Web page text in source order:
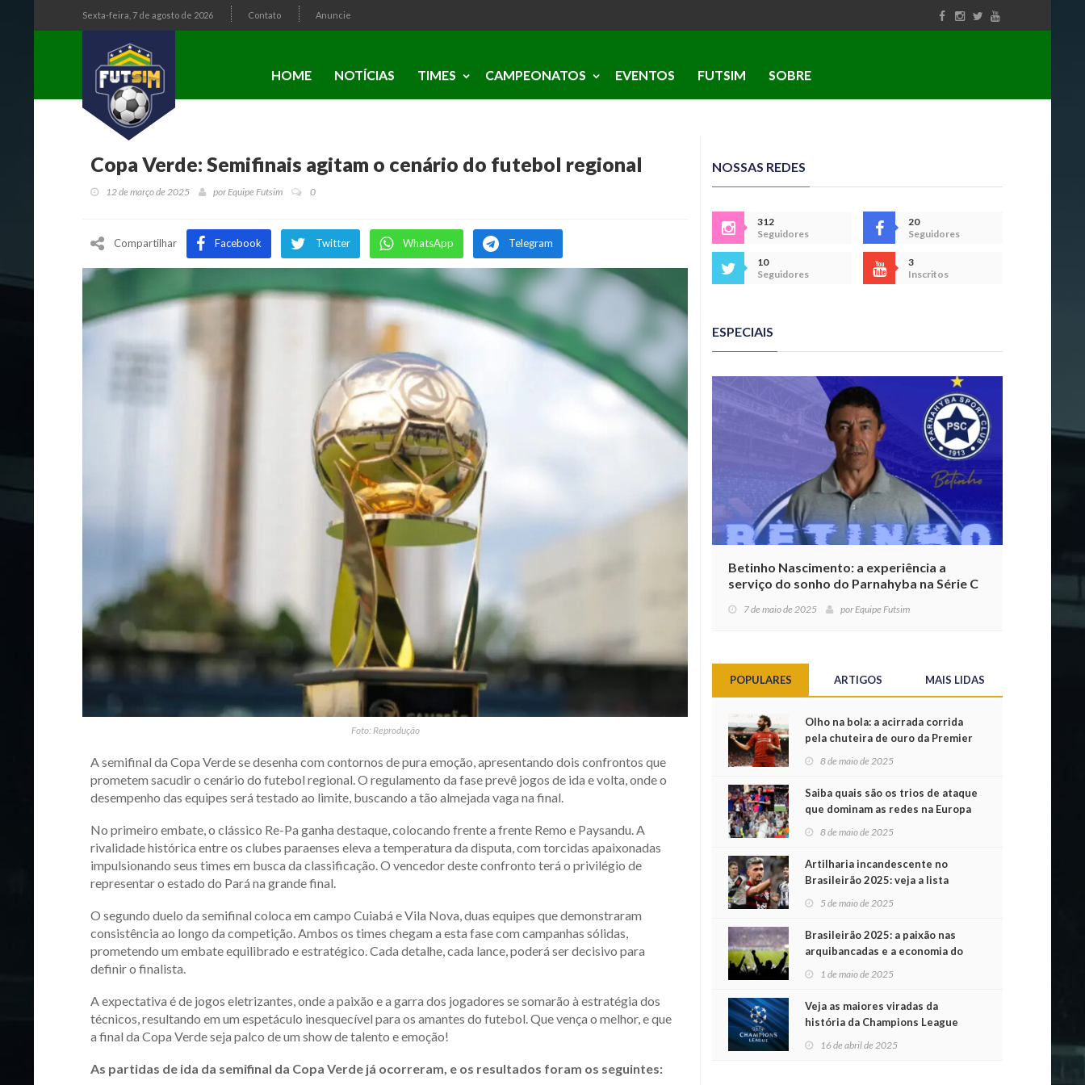
Sexta-feira, 7 de agosto de 2026 Contato Anuncie
HOME NOTÍCIAS TIMES CAMPEONATOS EVENTOS FUTSIM SOBRE
Copa Verde: Semifinais agitam o cenário do futebol regional
12 de março de 2025 porEquipe Futsim 0
Compartilhar Facebook Twitter WhatsApp Telegram
Foto: Reprodução
A semifinal da Copa Verde se desenha com contornos de pura emoção, apresentando dois confrontos que
prometem sacudir o cenário do futebol regional. O regulamento da fase prevê jogos de ida e volta, onde o
desempenho das equipes será testado ao limite, buscando a tão almejada vaga na final.
No primeiro embate, o clássico Re-Pa ganha destaque, colocando frente a frente Remo e Paysandu. A
rivalidade histórica entre os clubes paraenses eleva a temperatura da disputa, com torcidas apaixonadas
impulsionando seus times em busca da classificação. O vencedor deste confronto terá o privilégio de
representar o estado do Pará na grande final.
O segundo duelo da semifinal coloca em campo Cuiabá e Vila Nova, duas equipes que demonstraram
consistência ao longo da competição. Ambos os times chegam a esta fase com campanhas sólidas,
prometendo um embate equilibrado e estratégico. Cada detalhe, cada lance, poderá ser decisivo para
definir o finalista.
A expectativa é de jogos eletrizantes, onde a paixão e a garra dos jogadores se somarão à estratégia dos
técnicos, resultando em um espetáculo inesquecível para os amantes do futebol. Que vença o melhor, e que
a final da Copa Verde seja palco de um show de talento e emoção!
As partidas de ida da semifinal da Copa Verde já ocorreram, e os resultados foram os seguintes:
NOSSAS REDES
312
Seguidores
20
Seguidores
10
Seguidores
3
Inscritos
ESPECIAIS
Betinho Nascimento: a experiência a
serviço do sonho do Parnahyba na Série C
7 de maio de 2025 porEquipe Futsim
POPULARES ARTIGOS MAIS LIDAS
Olho na bola: a acirrada corrida
pela chuteira de ouro da Premier
League
8 de maio de 2025
Saiba quais são os trios de ataque
que dominam as redes na Europa
8 de maio de 2025
Artilharia incandescente no
Brasileirão 2025: veja a lista
atualizada
5 de maio de 2025
Brasileirão 2025: a paixão nas
arquibancadas e a economia do
futebol na primeira rodada
1 de maio de 2025
Veja as maiores viradas da
história da Champions League
16 de abril de 2025